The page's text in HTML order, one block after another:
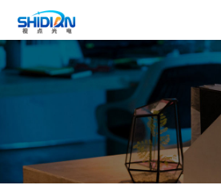
网站首页
关于我们
产品中心
成功案例